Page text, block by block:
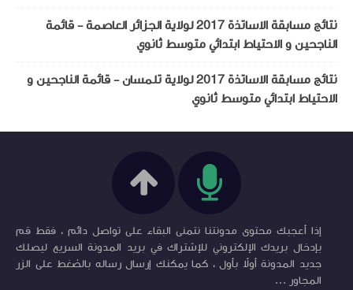
نتائج مسابقة الاساتذة 2017 لولاية الجزائر العاصمة - قائمة
الناجحين و الاحتياط ابتدائي متوسط ثانوي
نتائج مسابقة الاساتذة 2017 لولاية تلمسان - قائمة الناجحين و
الاحتياط ابتدائي متوسط ثانوي
إذا أعجبك محتوى مدونتنا نتمنى البقاء على تواصل دائم ، فقط قم
بإدخال بريدك الإلكتروني للإشتراك في بريد المدونة السريع ليصلك
جديد المدونة أولاً بأول ، كما يمكنك إرسال رساله بالضغط على الزر
المجاور ...